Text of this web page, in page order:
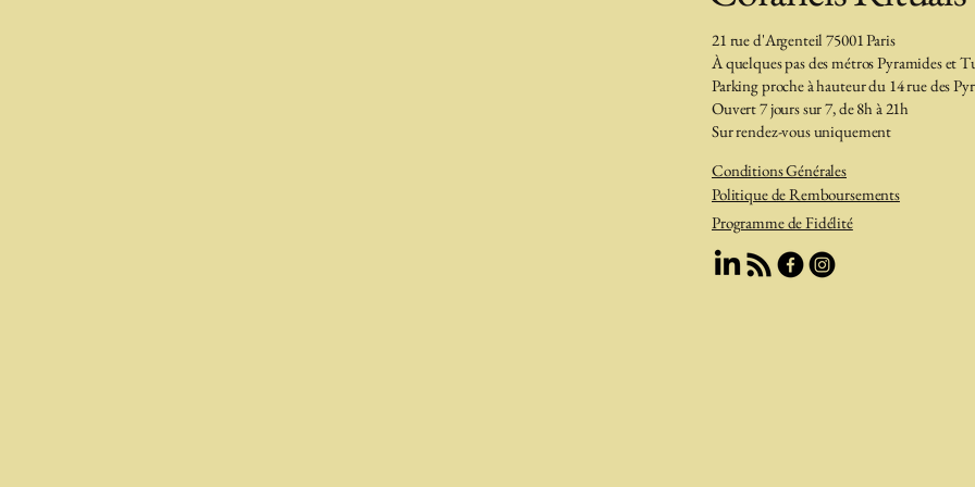
Conditions Générales
​Politique de Remboursements
Programme de Fidélité
21 rue d'Argenteil 75001 Paris
À quelques pas des métros Pyramides et
Parking proche à hauteur du 14 rue des
Ouvert 7 jours sur 7, de 8h à 21h
Sur rendez-vous uniquement